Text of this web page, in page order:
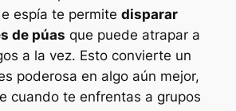
espía te permite disparar
de púas que puede atrapar a
a la vez. Esto convierte un
poderosa en algo aún mejor,
cuando te enfrentas a grupos